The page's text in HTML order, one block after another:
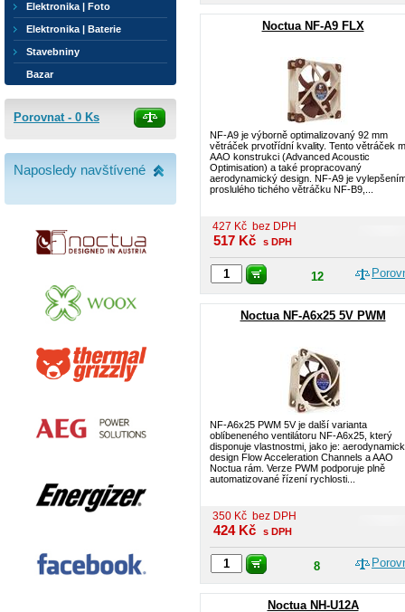
Noctua NF-A9 FLX
NF-A9 je výborně optimalizovaný 92 mm
větráček prvotřídní kvality. Tento větráček
AAO konstrukci (Advanced Acoustic
Optimisation) a také propracovaný
aerodynamický design. NF-A9 je
proslulého tichého větráčku NF-B9,...
427 Kč bez DPH
517 Kč s DPH
12
Noctua NF-A6x25 5V PWM
NF-A6x25 PWM 5V je další varianta
oblíbeneného ventilátoru NF-A6x25, který
disponuje vlastnostmi, jako je:
design Flow Acceleration Channels a AAO
Noctua rám. Verze PWM podporuje plně
automatizované řízení rychlosti...
350 Kč bez DPH
424 Kč s DPH
8
Noctua NH-U12A
Elektronika | Foto
Elektronika | Baterie
Stavebniny
Bazar
Porovnat - 0 Ks
Naposledy navštívené